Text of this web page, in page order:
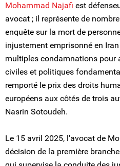
Mohammad Najafi est
avocat ; il représente de
enquête sur la mort de
injustement emprisonné en
multiples condamnations pour
civiles et politiques
remporté le prix des droits
européens aux côtés de trois
Nasrin Sotoudeh.
Le 15 avril 2025, l'avocat de
décision de la première